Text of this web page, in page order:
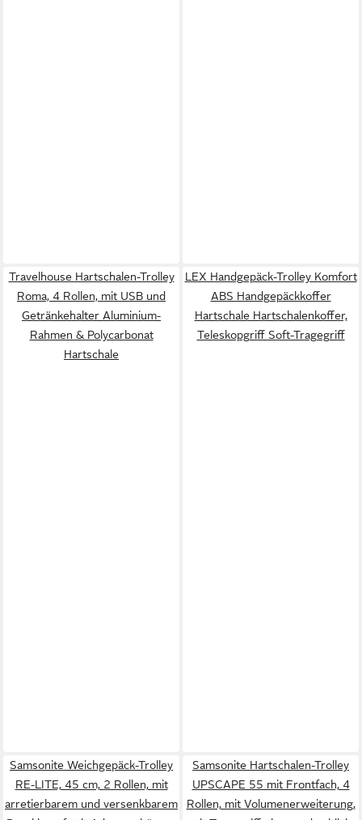
Travelhouse Hartschalen-Trolley
Roma, 4 Rollen, mit USB und
Getränkehalter Aluminium-
Rahmen & Polycarbonat
Hartschale
LEX Handgepäck-Trolley Komfort
ABS Handgepäckkoffer
Hartschale Hartschalenkoffer,
Teleskopgriff Soft-Tragegriff
Samsonite Weichgepäck-Trolley
RE-LITE, 45 cm, 2 Rollen, mit
arretierbarem und versenkbarem
Samsonite Hartschalen-Trolley
UPSCAPE 55 mit Frontfach, 4
Rollen, mit Volumenerweiterung,